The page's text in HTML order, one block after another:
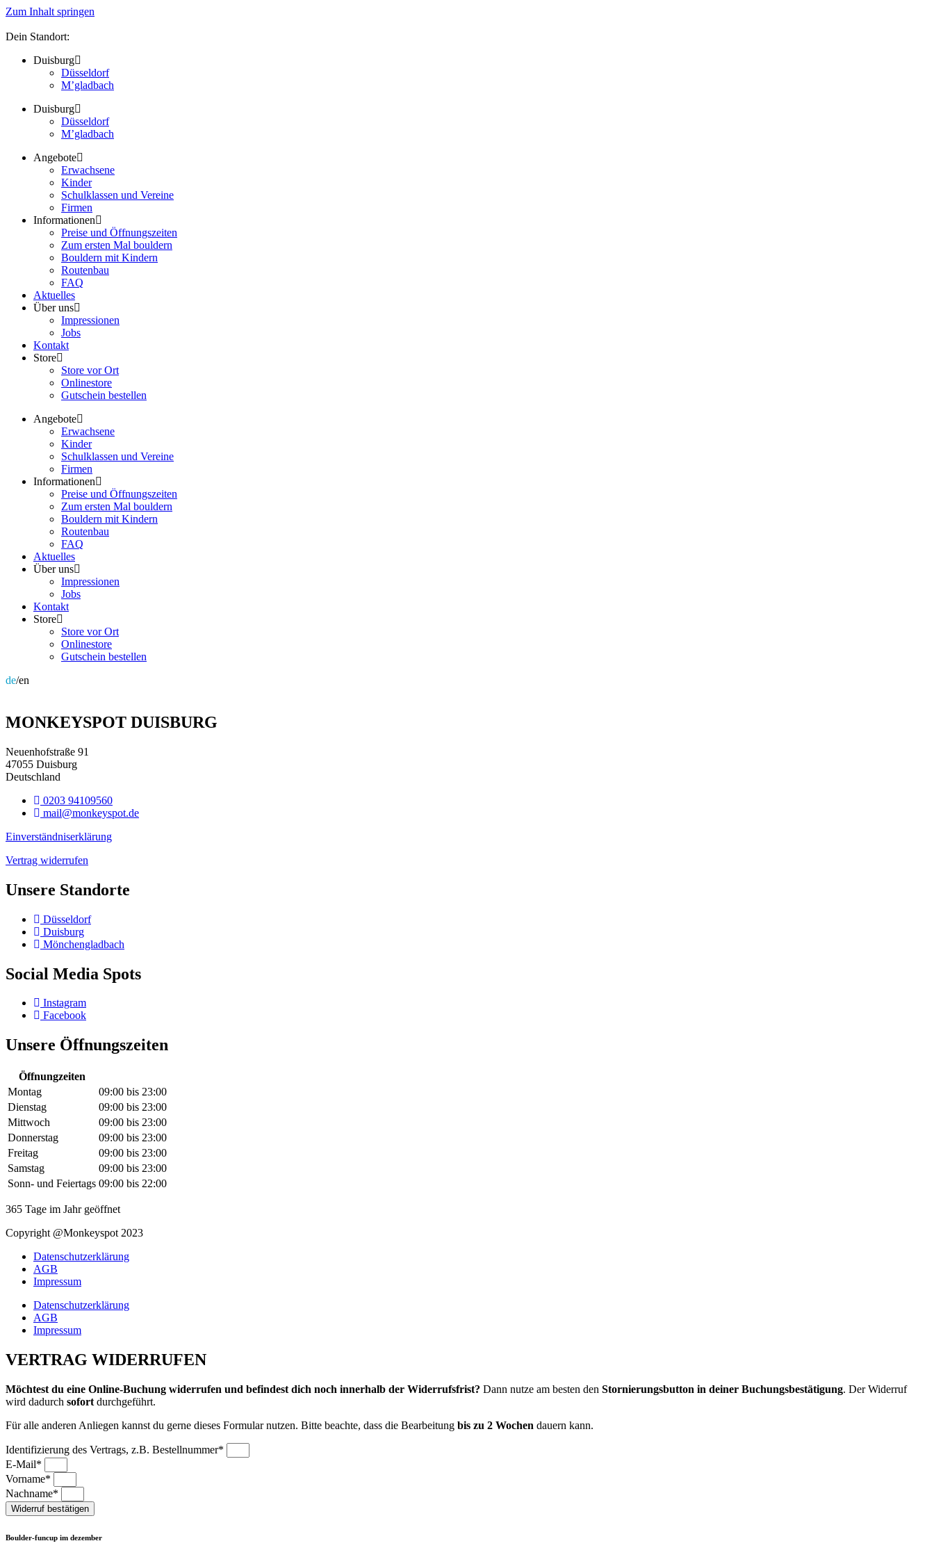
Zum Inhalt springen
Dein Standort:
Duisburg
Düsseldorf
M’gladbach
Duisburg
Düsseldorf
M’gladbach
Angebote
Erwachsene
Kinder
Schulklassen und Vereine
Firmen
Informationen
Preise und Öffnungszeiten
Zum ersten Mal bouldern
Bouldern mit Kindern
Routenbau
FAQ
Aktuelles
Über uns
Impressionen
Jobs
Kontakt
Store
Store vor Ort
Onlinestore
Gutschein bestellen
Angebote
Erwachsene
Kinder
Schulklassen und Vereine
Firmen
Informationen
Preise und Öffnungszeiten
Zum ersten Mal bouldern
Bouldern mit Kindern
Routenbau
FAQ
Aktuelles
Über uns
Impressionen
Jobs
Kontakt
Store
Store vor Ort
Onlinestore
Gutschein bestellen
de/en
MONKEYSPOT DUISBURG
Neuenhofstraße 91
47055 Duisburg
Deutschland
0203 94109560
mail@monkeyspot.de
Einverständniserklärung
Vertrag widerrufen
Unsere Standorte
Düsseldorf
Duisburg
Mönchengladbach
Social Media Spots
Instagram
Facebook
Unsere Öffnungszeiten
Öffnungzeiten
Montag
09:00 bis 23:00
Dienstag
09:00 bis 23:00
Mittwoch
09:00 bis 23:00
Donnerstag
09:00 bis 23:00
Freitag
09:00 bis 23:00
Samstag
09:00 bis 23:00
Sonn- und Feiertags 09:00 bis 22:00
365 Tage im Jahr geöffnet
Copyright @Monkeyspot 2023
Datenschutzerklärung
AGB
Impressum
Datenschutzerklärung
AGB
Impressum
VERTRAG WIDERRUFEN
Möchtest du eine Online-Buchung widerrufen und befindest dich noch innerhalb der Widerrufsfrist? Dann nutze am besten den Stornierungsbutton in deiner Buchungsbestätigung. Der Widerruf
wird dadurch sofort durchgeführt.
Für alle anderen Anliegen kannst du gerne dieses Formular nutzen. Bitte beachte, dass die Bearbeitung bis zu 2 Wochen dauern kann.
Identifizierung des Vertrags, z.B. Bestellnummer*
E-Mail*
Vorname*
Nachname*
Widerruf bestätigen
Boulder-funcup im dezember